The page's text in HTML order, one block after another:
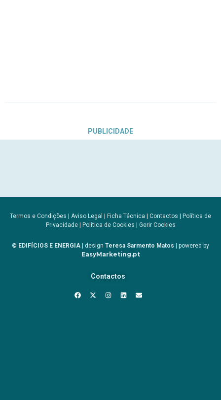
PUBLICIDADE
Termos e Condições | Aviso Legal | Ficha Técnica | Contactos | Política de
Privacidade| Política de Cookies | Gerir Cookies
© EDIFÍCIOS E ENERGIA | design Teresa Sarmento Matos | powered by
EasyMarketing.pt
Contactos